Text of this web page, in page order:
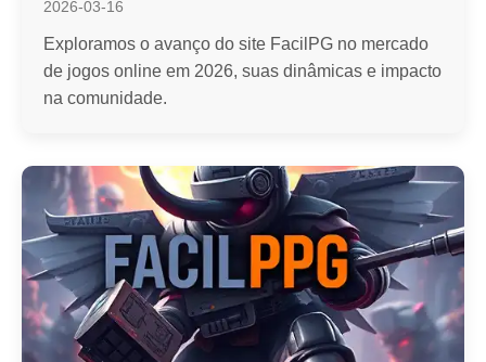
2026-03-16
Exploramos o avanço do site FacilPG no mercado
de jogos online em 2026, suas dinâmicas e impacto
na comunidade.